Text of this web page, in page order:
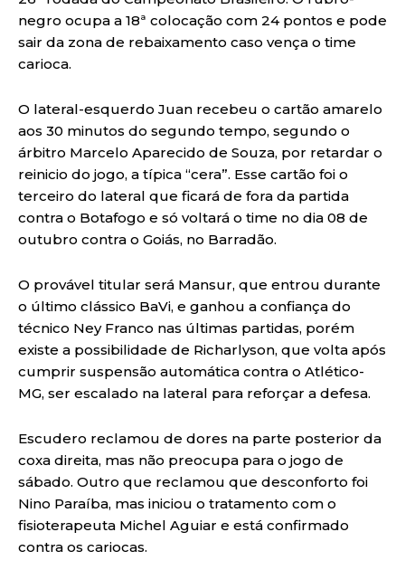
negro ocupa a 18ª colocação com 24 pontos e pode
sair da zona de rebaixamento caso vença o time
carioca.
O lateral-esquerdo Juan recebeu o cartão amarelo
aos 30 minutos do segundo tempo, segundo o
árbitro Marcelo Aparecido de Souza, por retardar o
reinicio do jogo, a típica “cera”. Esse cartão foi o
terceiro do lateral que ficará de fora da partida
contra o Botafogo e só voltará o time no dia 08 de
outubro contra o Goiás, no Barradão.
O provável titular será Mansur, que entrou durante
o último clássico BaVi, e ganhou a confiança do
técnico Ney Franco nas últimas partidas, porém
existe a possibilidade de Richarlyson, que volta após
cumprir suspensão automática contra o Atlético-
MG, ser escalado na lateral para reforçar a defesa.
Escudero reclamou de dores na parte posterior da
coxa direita, mas não preocupa para o jogo de
sábado. Outro que reclamou que desconforto foi
Nino Paraíba, mas iniciou o tratamento com o
fisioterapeuta Michel Aguiar e está confirmado
contra os cariocas.